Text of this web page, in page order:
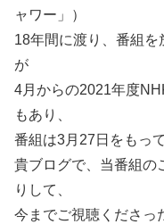
ャワー」）
18年間に渡り、番組
が
4月からの2021年度
もあり、
番組は3月27日をもっ
貴ブログで、当番組の
りして、
今までご視聴くださっ